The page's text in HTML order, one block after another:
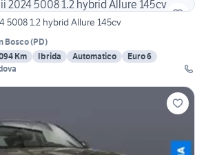
5008 1.2 hybrid Allure 145cv
Bosco(PD)
Km Ibrida Automatico
Euro 6